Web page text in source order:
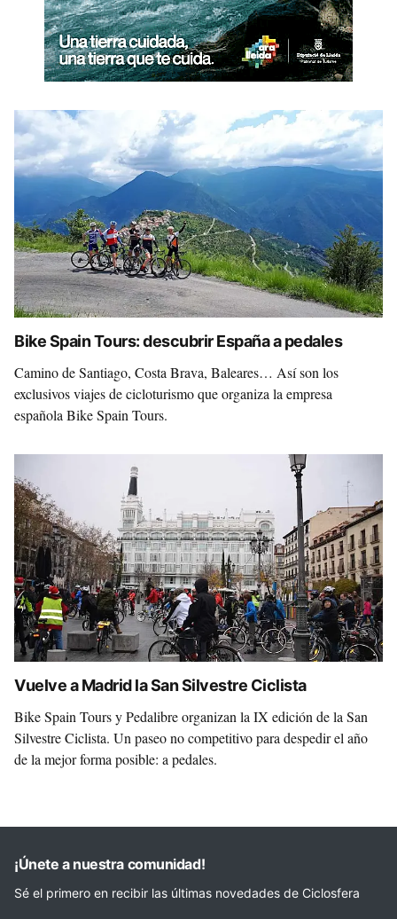
Bike Spain Tours: descubrir España a pedales
Camino de Santiago, Costa Brava, Baleares… Así son los
exclusivos viajes de cicloturismo que organiza la empresa
española Bike Spain Tours.
Vuelve a Madrid la San Silvestre Ciclista
Bike Spain Tours y Pedalibre organizan la IX edición de la San
Silvestre Ciclista. Un paseo no competitivo para despedir el año
de la mejor forma posible: a pedales.
¡Únete a nuestra comunidad!
Sé el primero en recibir las últimas novedades de Ciclosfera